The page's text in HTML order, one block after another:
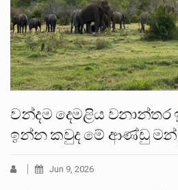
වන්දම දෙමළිය
ඉන්න කවුද මේ ආණ්ඩු
Jun 9, 2026